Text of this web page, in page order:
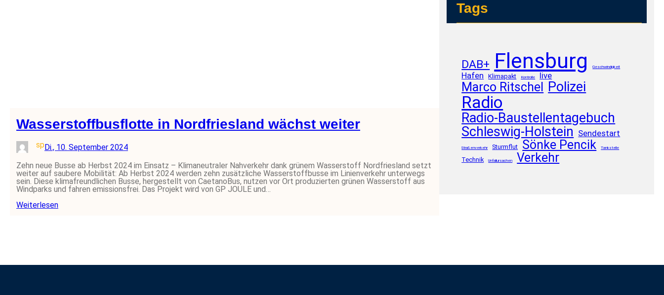
Wasserstoffbusflotte in Nordfriesland wächst weiter
spDi., 10. September 2024
Zehn neue Busse ab Herbst 2024 im Einsatz – Klimaneutraler Nahverkehr dank grünem Wasserstoff Nordfriesland setzt
weiter auf saubere Mobilität: Ab Herbst 2024 werden zehn zusätzliche Wasserstoffbusse im Linienverkehr unterwegs
sein. Diese klimafreundlichen Busse, hergestellt von CaetanoBus, nutzen vor Ort produzierten grünen Wasserstoff aus
Windparks und fahren emissionsfrei. Das Projekt wird von GP JOULE und…
Weiterlesen
Tags
DAB+ Flensburg Geschwindigkeit
Hafen Klimapakt Kontrolle live
Marco Ritschel Polizei
Radio
Radio-Baustellentagebuch
Schleswig-Holstein Sendestart
Straßenverkehr Sturmflut Sönke Pencik Tankstelle
Technik Unfallursachen Verkehr